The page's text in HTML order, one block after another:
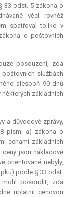
33 odst. 5 zákona o
věci rovněž
spatřoval toliko v
o poštovních
posouzení, zda
službách
alespoň 90 dnů
základních
a důvodové zprávy,
písm. a) zákona o
cenami základních
jsou nákladově
orientované nebyly,
podle § 33 odst.
posoudit, zda
uplatnil cenovou